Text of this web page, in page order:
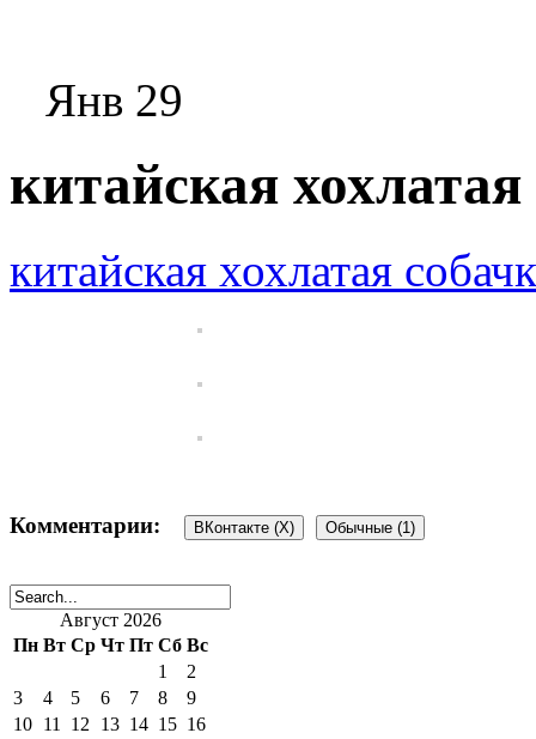
Янв 29
китайская хохлатая
китайская хохлатая
Комментарии: ВКонтакте (X) Обычные (1)
One Comment
Август 2026
Пн Вт Ср Чт Пт Сб Вс
1
2
3
4 5 6 7 8
9
10 11 12 13 14 15 16